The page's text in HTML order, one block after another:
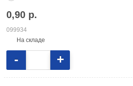
0,90 р.
099934
На складе
- +